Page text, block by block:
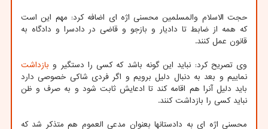
حجت الاسلام والمسلمین محسنی اژه ای اضافه کرد: مهم این است
که همه از ضابط تا دادیار و بازجو و قاضی در دادسرا و دادگاه به
قانون عمل کنند.
وی تصریح کرد: نباید این گونه باشد که کسی را دستگیر و بازداشت
نماییم و بعد به دنبال دلیل برویم و اگر فردی شاکی خصوصی دارد
باید دلیل آنرا هم اقامه کند تا ادعایش ثابت شود و به صرف و ظن
نباید کسی را بازداشت کنند.
محسنی اژه ای به دادستانها بعنوان مدعی العموم هم متذکر شد که